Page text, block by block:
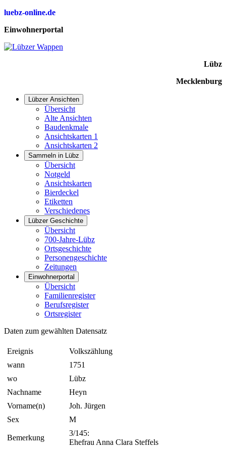
luebz-online.de
Einwohnerportal
Lübz
Mecklenburg
Lübzer Ansichten
Übersicht
Alte Ansichten
Baudenkmale
Ansichtskarten 1
Ansichtskarten 2
Sammeln in Lübz
Übersicht
Notgeld
Ansichtskarten
Bierdeckel
Etiketten
Verschiedenes
Lübzer Geschichte
Übersicht
700-Jahre-Lübz
Ortsgeschichte
Personengeschichte
Zeitungen
Einwohnerportal
Übersicht
Familienregister
Berufsregister
Ortsregister
Daten zum gewählten Datensatz
Ereignis
Volkszählung
wann
1751
wo
Lübz
Nachname
Heyn
Vorname(n)
Joh. Jürgen
Sex
M
Bemerkung
3/145:
Ehefrau Anna Clara Steffels